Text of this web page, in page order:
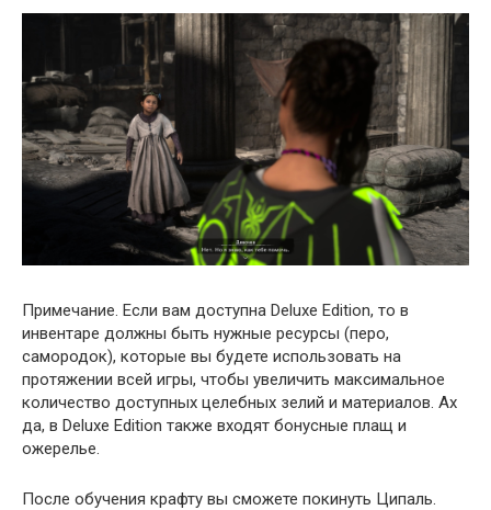
Примечание. Если вам доступна Deluxe Edition, то в
инвентаре должны быть нужные ресурсы (перо,
самородок), которые вы будете использовать на
протяжении всей игры, чтобы увеличить максимальное
количество доступных целебных зелий и материалов. Ах
да, в Deluxe Edition также входят бонусные плащ и
ожерелье.
После обучения крафту вы сможете покинуть Ципаль.